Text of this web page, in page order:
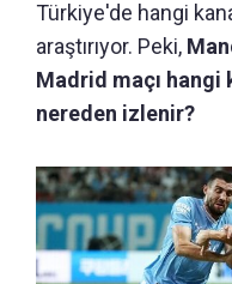
Türkiye'de hangi
araştırıyor. Peki,
Madrid maçı hangi
nereden izlenir?